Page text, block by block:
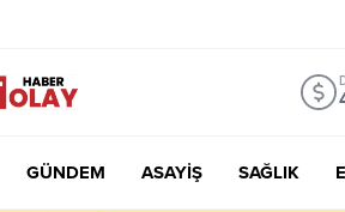
GÜNDEM ASAYİŞ SAĞLIK